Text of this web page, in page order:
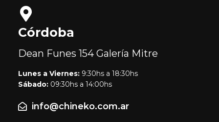
Córdoba
Dean Funes 154Galería Mitre
Lunes a Viernes: 9:30hs a 18:30hs
Sábado: 09:30hs a 14:00hs
info@chineko.com.ar